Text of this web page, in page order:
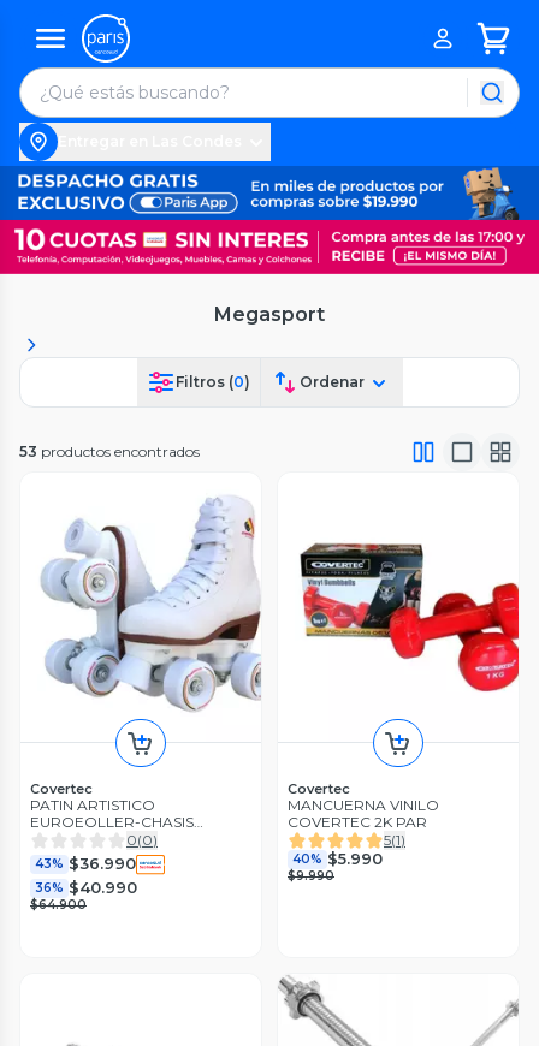
Megasport
Filtros (0) Ordenar
53 productos encontrados
Covertec
PATIN ARTISTICO
EUROEOLLER-CHASIS
PLASTICO
0(0)
43% $36.990
36% $40.990
$64.900
Covertec
MANCUERNA VINILO
COVERTEC 2K PAR
5(1)
40% $5.990
$9.990